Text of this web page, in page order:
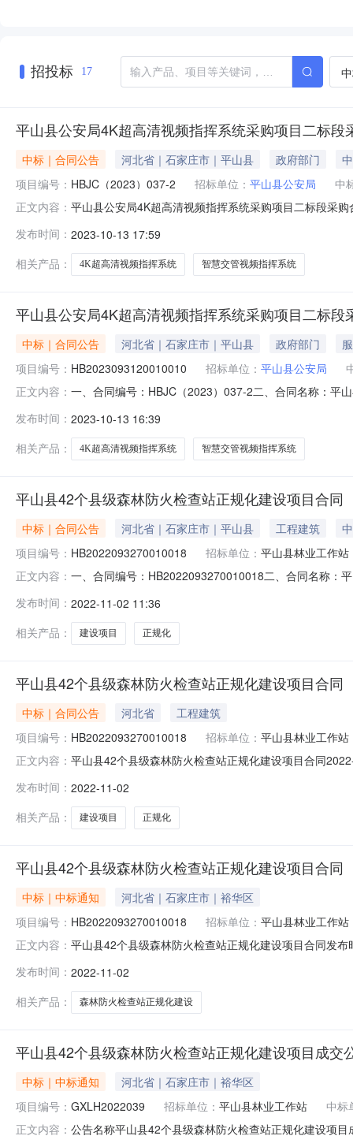
招投标 17
平山县公安局4K超高清视频指挥系统采购项目二标段
中标｜合同公告 河北省｜石家庄市｜平山县 政府部门
项目编号： HBJC（2023）037-2 招标单位： 平山县公安局
中
正文内容： 平山县公安局4K超高清视频指挥系统采购项目二标段采
平山县钢城路联系方式：王丽供应商：石家庄辉冀建筑
发布时间： 2023-10-13 17:59
相关产品：
4K超高清视频指挥系统 智慧交管视频指挥系统
平山县公安局4K超高清视频指挥系统采购项目二标段
中标｜合同公告 河北省｜石家庄市｜平山县 政府部门
项目编号： HB2023093120010010 招标单位： 平山县公安局
正文内容： 一、合同编号：HBJC（2023）037-2二、合同名称：平
工程有限公司地址：河北省石家庄市平山县平山镇钢城
发布时间： 2023-10-13 16:39
相关产品：
4K超高清视频指挥系统 智慧交管视频指挥系统
平山县42个县级森林防火检查站正规化建设项目合同
中标｜合同公告 河北省｜石家庄市｜平山县 工程建筑
项目编号： HB2022093270010018 招标单位： 平山县林业工作站
正文内容： 一、合同编号：HB2022093270010018二、合同名称：
程有限公司地址：河北省石家庄市平山县联系方式：
发布时间： 2022-11-02 11:36
相关产品：
建设项目 正规化
平山县42个县级森林防火检查站正规化建设项目合同
中标｜合同公告 河北省
工程建筑
项目编号： HB2022093270010018 招标单位： 平山县林业工作站
正文内容： 平山县42个县级森林防火检查站正规化建设项目合同
级联系方式：0311-82911738供应商（乙方）：石家庄
发布时间： 2022-11-02
相关产品：
建设项目 正规化
平山县42个县级森林防火检查站正规化建设项目合同
中标｜中标通知
河北省｜石家庄市｜裕华区
项目编号： HB2022093270010018 招标单位： 平山县林业工作站
正文内容： 平山县42个县级森林防火检查站正规化建设项目合同发
3390000.00元关联中标公告标题：平山县42个县级森林
发布时间： 2022-11-02
相关产品：
森林防火检查站正规化建设
平山县42个县级森林防火检查站正规化建设项目成交
中标｜中标通知
河北省｜石家庄市｜裕华区
项目编号： GXLH2022039 招标单位： 平山县林业工作站
中标
正文内容： 公告名称平山县42个县级森林防火检查站正规化建设项